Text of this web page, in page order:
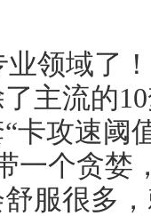
领域了
主流的
卡攻速阈
一个贪婪
服很多